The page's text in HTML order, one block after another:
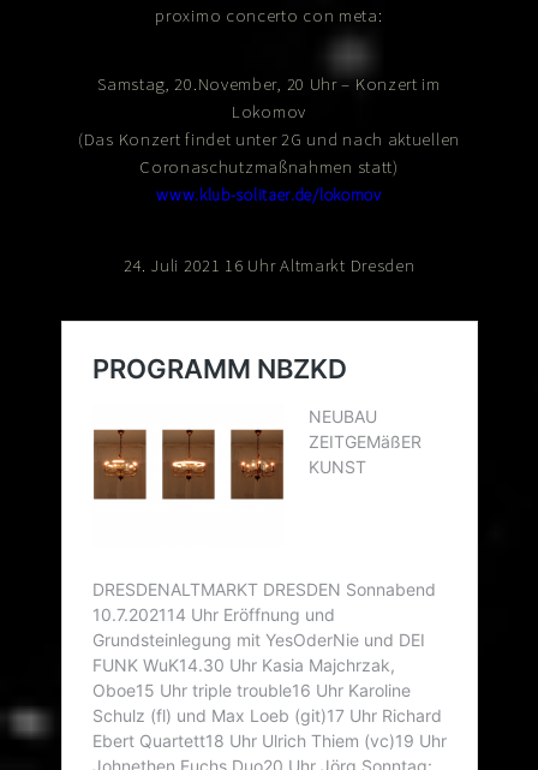
proximo concerto con meta:
Samstag, 20.November, 20 Uhr – Konzert im
Lokomov
(Das Konzert findet unter 2G und nach aktuellen
Coronaschutzmaßnahmen statt)
www.klub-solitaer.de/lokomov
24. Juli 2021 16 Uhr Altmarkt Dresden